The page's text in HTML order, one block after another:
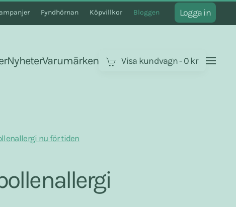
Fyndhörnan Köpvillkor Bloggen Logga in
NyheterVarumärken Visa kundvagn-0 kr
nu för tiden